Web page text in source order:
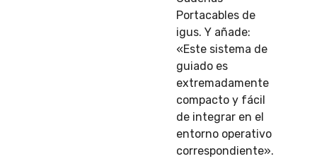
Portacables de
igus. Y añade:
«Este sistema de
guiado es
extremadamente
compacto y fácil
de integrar en el
entorno operativo
correspondiente».